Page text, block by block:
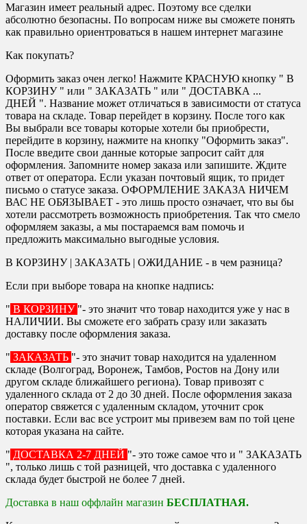
Магазин имеет реальный адрес. Поэтому все сделки
абсолютно безопасны. По вопросам ниже вы сможете понять
как правильно ориентроваться в нашем интернет магазине
Как покупать?
Оформить заказ очен легко! Нажмите КРАСНУЮ кнопку " В
КОРЗИНУ " или " ЗАКАЗАТЬ " или " ДОСТАВКА ...
ДНЕЙ ". Название может отличаться в зависимости от статуса
товара на складе. Товар перейдет в корзину. После того как
Вы выбрали все товары которые хотели бы приобрести,
перейдите в корзину, нажмите на кнопку "Оформить заказ".
После введите свои данные которые запросит сайт для
оформления. Запомните номер заказа или запишите. Ждите
ответ от оператора. Если указан почтовый ящик, то придет
письмо о статусе заказа. ОФОРМЛЕНИЕ ЗАКАЗА НИЧЕМ
ВАС НЕ ОБЯЗЫВАЕТ - это лишь просто означает, что вы бы
хотели рассмотреть возможность приобретения. Так что смело
оформляем заказы, а мы постараемся вам помочь и
предложить максимально выгодные условия.
В КОРЗИНУ | ЗАКАЗАТЬ | ОЖИДАНИЕ - в чем разница?
Если при выборе товара на кнопке надпись:
" В КОРЗИНУ "- это значит что товар находится уже у нас в
НАЛИЧИИ. Вы сможете его забрать сразу или заказать
доставку после оформления заказа.
" ЗАКАЗАТЬ "- это значит товар находится на удаленном
складе (Волгоград, Воронеж, Тамбов, Ростов на Дону или
другом складе ближайшего региона). Товар привозят с
удаленного склада от 2 до 30 дней. После оформления заказа
оператор свяжется с удаленным складом, уточнит срок
поставки. Если вас все устроит мы привезем вам по той цене
которая указана на сайте.
" ДОСТАВКА 2-7 ДНЕЙ "- это тоже самое что и " ЗАКАЗАТЬ
", только лишь с той разницей, что доставка с удаленного
склада будет быстрой не более 7 дней.
Доставка в наш оффлайн магазин БЕСПЛАТНАЯ.